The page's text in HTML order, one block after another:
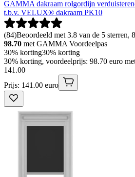
GAMMA dakraam rolgordijn
t.b.v. VELUX® dakraam PK10
(84)Beoordeeld met 3.8 van de 5 sterren,
98.70 met GAMMA Voordeelpas
30% korting30% korting
30% korting, voordeelprijs: 98.70 euro
141 .00
Prijs: 141.00 euro